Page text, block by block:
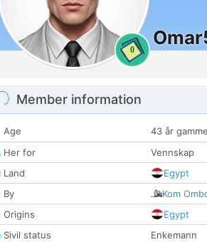
0
Member information
Age
43 år
Her for
Vennskap
Land
Egypt
By
Kom
Origins
Egypt
Sivil status
Enkemann